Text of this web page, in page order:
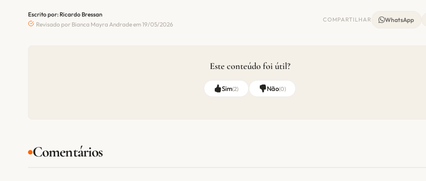
Escrito por: Ricardo Bressan
Revisado por Bianca Mayra Andrade em 19/05/2026
COMPARTILHAR WhatsApp
Este conteúdo foi útil?
Sim(2) Não(0)
Comentários